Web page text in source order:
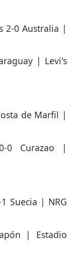
2-0 Australia |
| Levi's
de Marfil |
0 Curazao |
Suecia | NRG
| Estadio